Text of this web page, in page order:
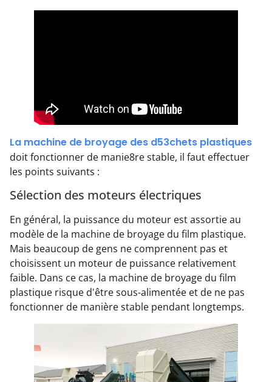
La machine de broyage des d53chets plastiques
doit fonctionner de manie8re stable, il faut effectuer
les points suivants :
Sélection des moteurs électriques
En général, la puissance du moteur est assortie au
modèle de la machine de broyage du film plastique.
Mais beaucoup de gens ne comprennent pas et
choisissent un moteur de puissance relativement
faible. Dans ce cas, la machine de broyage du film
plastique risque d'être sous-alimentée et de ne pas
fonctionner de manière stable pendant longtemps.